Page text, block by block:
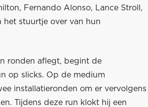
Fernando Alonso, Lance Stroll,
het stuurtje over van hun
ronden aflegt, begint de
op slicks. Op de medium
installatieronden om er vervolgens
Tijdens deze run klokt hij een